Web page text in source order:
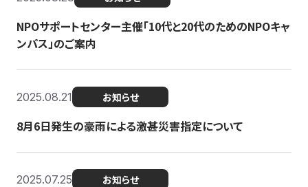
NPOサポートセンター主催「10代と20代のためのNPOキャ
ンパス」のご案内
2025.08.21 お知らせ
8月6日発生の豪雨による激甚災害指定について
2025.07.25 お知らせ